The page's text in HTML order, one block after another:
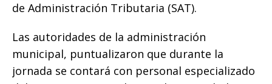
de Administración Tributaria (SAT).
​Las autoridades de la administración
municipal, puntualizaron que durante la
jornada se contará con personal especializado